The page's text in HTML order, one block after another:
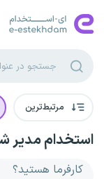
مرتبط‌ترین
استخدام مدیر
کارفرما هستید؟